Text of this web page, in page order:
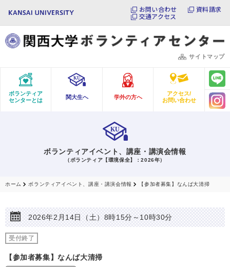
お問い合わせ
資料請求
交通アクセス
サイトマップ
ボランティア
センターとは
関大生へ 学外の方へ
アクセス/
お問い合わせ
ボランティアイベント、講座・講演会情報
（ボランティア【環境保全】：2026年）
ホーム ボランティアイベント、講座・講演会情報 【参加者募集】なんば大清掃
2026年2月14日（土）8時15分～10時30分
受付終了
【参加者募集】なんば大清掃